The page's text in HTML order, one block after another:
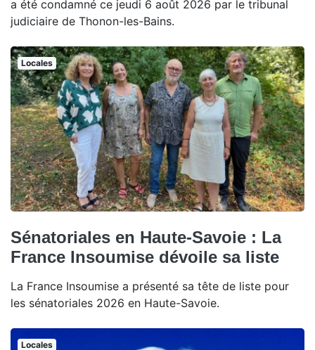
a été condamné ce jeudi 6 août 2026 par le tribunal
judiciaire de Thonon-les-Bains.
Locales
Sénatoriales en Haute-Savoie : La
France Insoumise dévoile sa liste
La France Insoumise a présenté sa tête de liste pour
les sénatoriales 2026 en Haute-Savoie.
Locales